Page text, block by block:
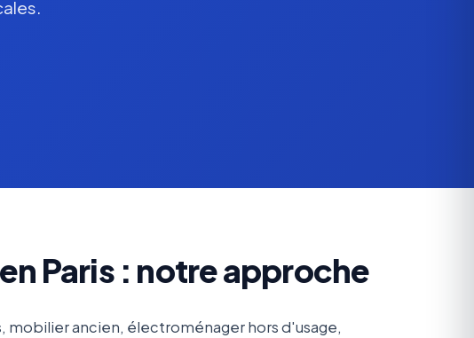
Paris : notre approche
mobilier ancien, électroménager hors d'usage,